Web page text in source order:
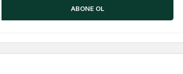
ABONE OL